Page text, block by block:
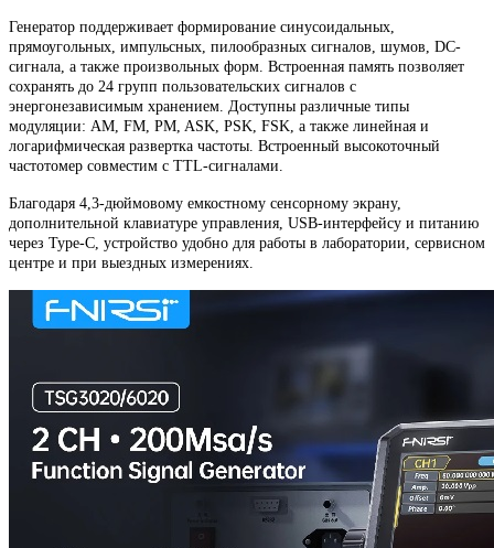
Генератор поддерживает формирование синусоидальных,
прямоугольных, импульсных, пилообразных сигналов, шумов, DC-
сигнала, а также произвольных форм. Встроенная память позволяет
сохранять до 24 групп пользовательских сигналов с
энергонезависимым хранением. Доступны различные типы
модуляции: AM, FM, PM, ASK, PSK, FSK, а также линейная и
логарифмическая развертка частоты. Встроенный высокоточный
частотомер совместим с TTL-сигналами.
Благодаря 4,3-дюймовому емкостному сенсорному экрану,
дополнительной клавиатуре управления, USB-интерфейсу и питанию
через Type-C, устройство удобно для работы в лаборатории, сервисном
центре и при выездных измерениях.